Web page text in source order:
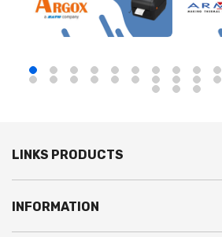
LINKS PRODUCTS
INFORMATION